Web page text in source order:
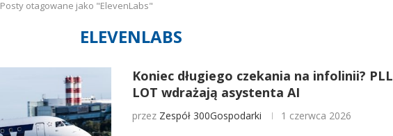
Posty otagowane jako "ElevenLabs"
ELEVENLABS
Koniec długiego czekania na infolinii? PLL
LOT wdrażają asystenta AI
przez Zespół 300Gospodarki 1 czerwca 2026